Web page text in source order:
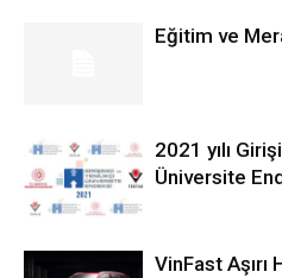
Eğitim ve
2021 yılı
Üniversite
VinFast Aşırı